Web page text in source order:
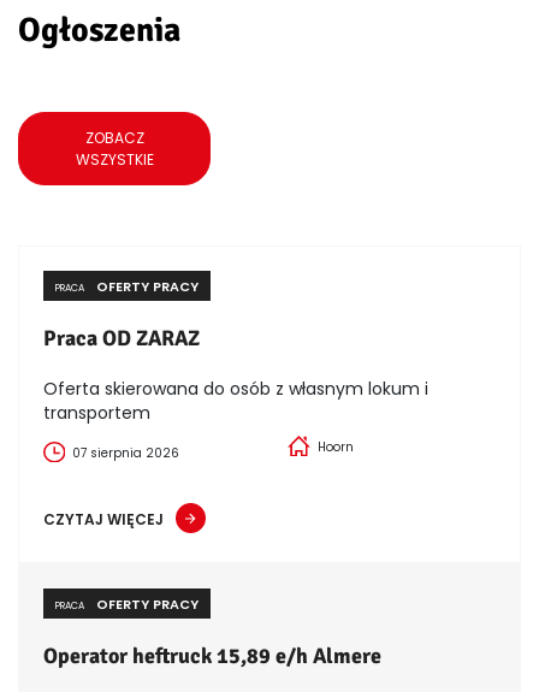
Ogłoszenia
ZOBACZ
WSZYSTKIE
PRACA OFERTY PRACY
Praca OD ZARAZ
Oferta skierowana do osób z własnym lokum i
transportem
07 sierpnia 2026 Hoorn
CZYTAJ WIĘCEJ
PRACA OFERTY PRACY
Operator heftruck 15,89 e/h Almere